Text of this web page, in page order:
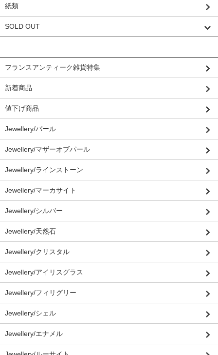
紙類
SOLD OUT
フランスアンティーク雑貨特集
新着商品
値下げ商品
Jewellery/パール
Jewellery/マザーオブパール
Jewellery/ラインストーン
Jewellery/マーカサイト
Jewellery/シルバー
Jewellery/天然石
Jewellery/クリスタル
Jewellery/アイリスグラス
Jewellery/フィリグリー
Jewellery/シェル
Jewellery/エナメル